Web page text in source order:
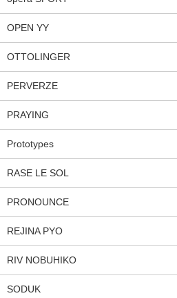
OPEN YY
OTTOLINGER
PERVERZE
PRAYING
Prototypes
RASE LE SOL
PRONOUNCE
REJINA PYO
RIV NOBUHIKO
SODUK